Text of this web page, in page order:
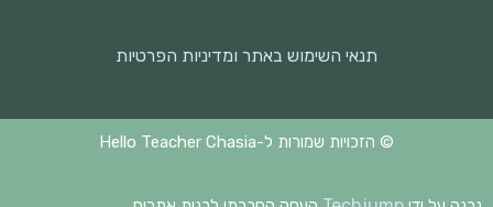
תנאי השימוש באתר ומדיניות הפרטיות
© הזכויות שמורות ל-Hello Teacher Chasia